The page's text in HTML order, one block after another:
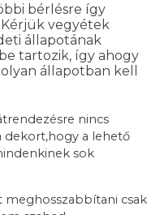
bérlésre így
vegyétek
állapotának
tartozik, így ahogy
állapotban kell
nincs
dekort,hogy a lehető
sok
csak